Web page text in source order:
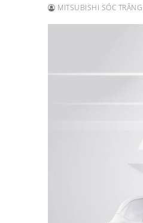
MITSUBISHI SÓC TRĂNG